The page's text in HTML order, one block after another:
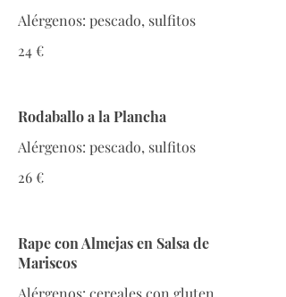
Alérgenos: pescado, sulfitos
24 €
Rodaballo a la Plancha
Alérgenos: pescado, sulfitos
26 €
Rape con Almejas en Salsa de
Mariscos
Alérgenos: cereales con gluten,